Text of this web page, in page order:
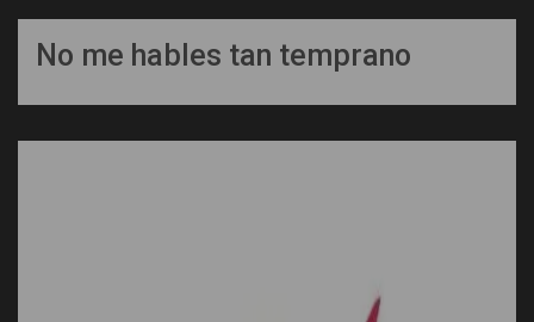
No me hables tan temprano